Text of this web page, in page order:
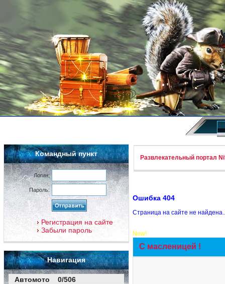
Командный пункт
Логин:
Пароль:
Регистрация на сайте
Забыли пароль
Навигация
Автомото 0/506
Развлекательный портал
Ошибка 404
Страница на сайте не
New!
С масленицей !